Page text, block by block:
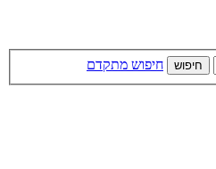
חיפוש חיפוש מתקדם